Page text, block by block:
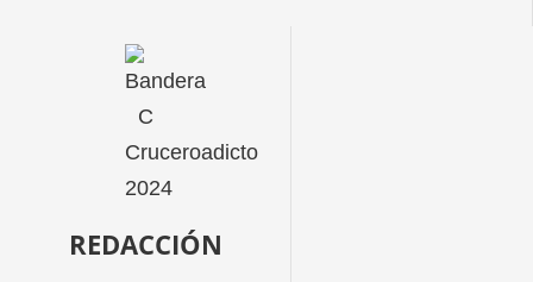
REDACCIÓN